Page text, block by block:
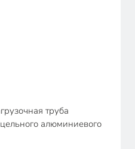
труба
алюминиевого